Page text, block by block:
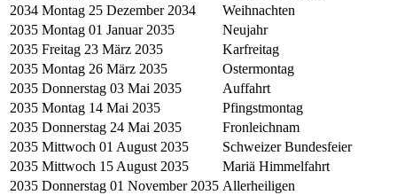
2034 Montag 25 Dezember 2034
Weihnachten
2035 Montag 01 Januar 2035
Neujahr
2035 Freitag 23 März 2035
Karfreitag
2035 Montag 26 März 2035
Ostermontag
2035 Donnerstag 03 Mai 2035
Auffahrt
2035 Montag 14 Mai 2035
Pfingstmontag
2035 Donnerstag 24 Mai 2035
Fronleichnam
2035 Mittwoch 01 August 2035
Schweizer Bundesfeier
2035 Mittwoch 15 August 2035
Mariä Himmelfahrt
2035 Donnerstag 01 November 2035 Allerheiligen